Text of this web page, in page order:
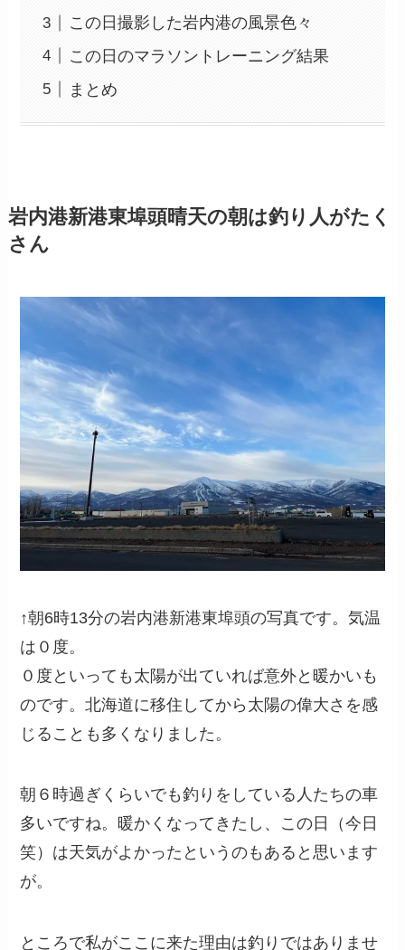
この日撮影した岩内港の風景色々
この日のマラソントレーニング結果
まとめ
岩内港新港東埠頭晴天の朝は釣り人がたく
さん
↑朝6時13分の岩内港新港東埠頭の写真です。気温
は０度。
０度といっても太陽が出ていれば意外と暖かいも
のです。北海道に移住してから太陽の偉大さを感
じることも多くなりました。
朝６時過ぎくらいでも釣りをしている人たちの車
多いですね。暖かくなってきたし、この日（今日
笑）は天気がよかったというのもあると思います
が。
ところで私がここに来た理由は釣りではありませ